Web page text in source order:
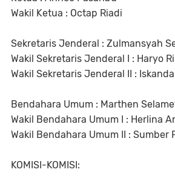
Wakil Ketua : Octap Riadi
Sekretaris Jenderal : Zulmansyah
Wakil Sekretaris Jenderal I : Haryo
Wakil Sekretaris Jenderal II :
Bendahara Umum : Marthen
Wakil Bendahara Umum I : Herlina
Wakil Bendahara Umum II : Sumber
KOMISI-KOMISI: